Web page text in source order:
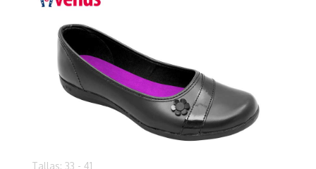
Tallas: 33 - 41